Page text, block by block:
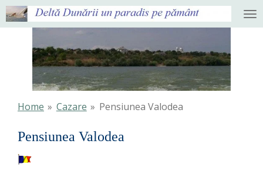
Ga
direct
hoofdinhoud
Home » Cazare » Pensiunea Valodea
Pensiunea Valodea